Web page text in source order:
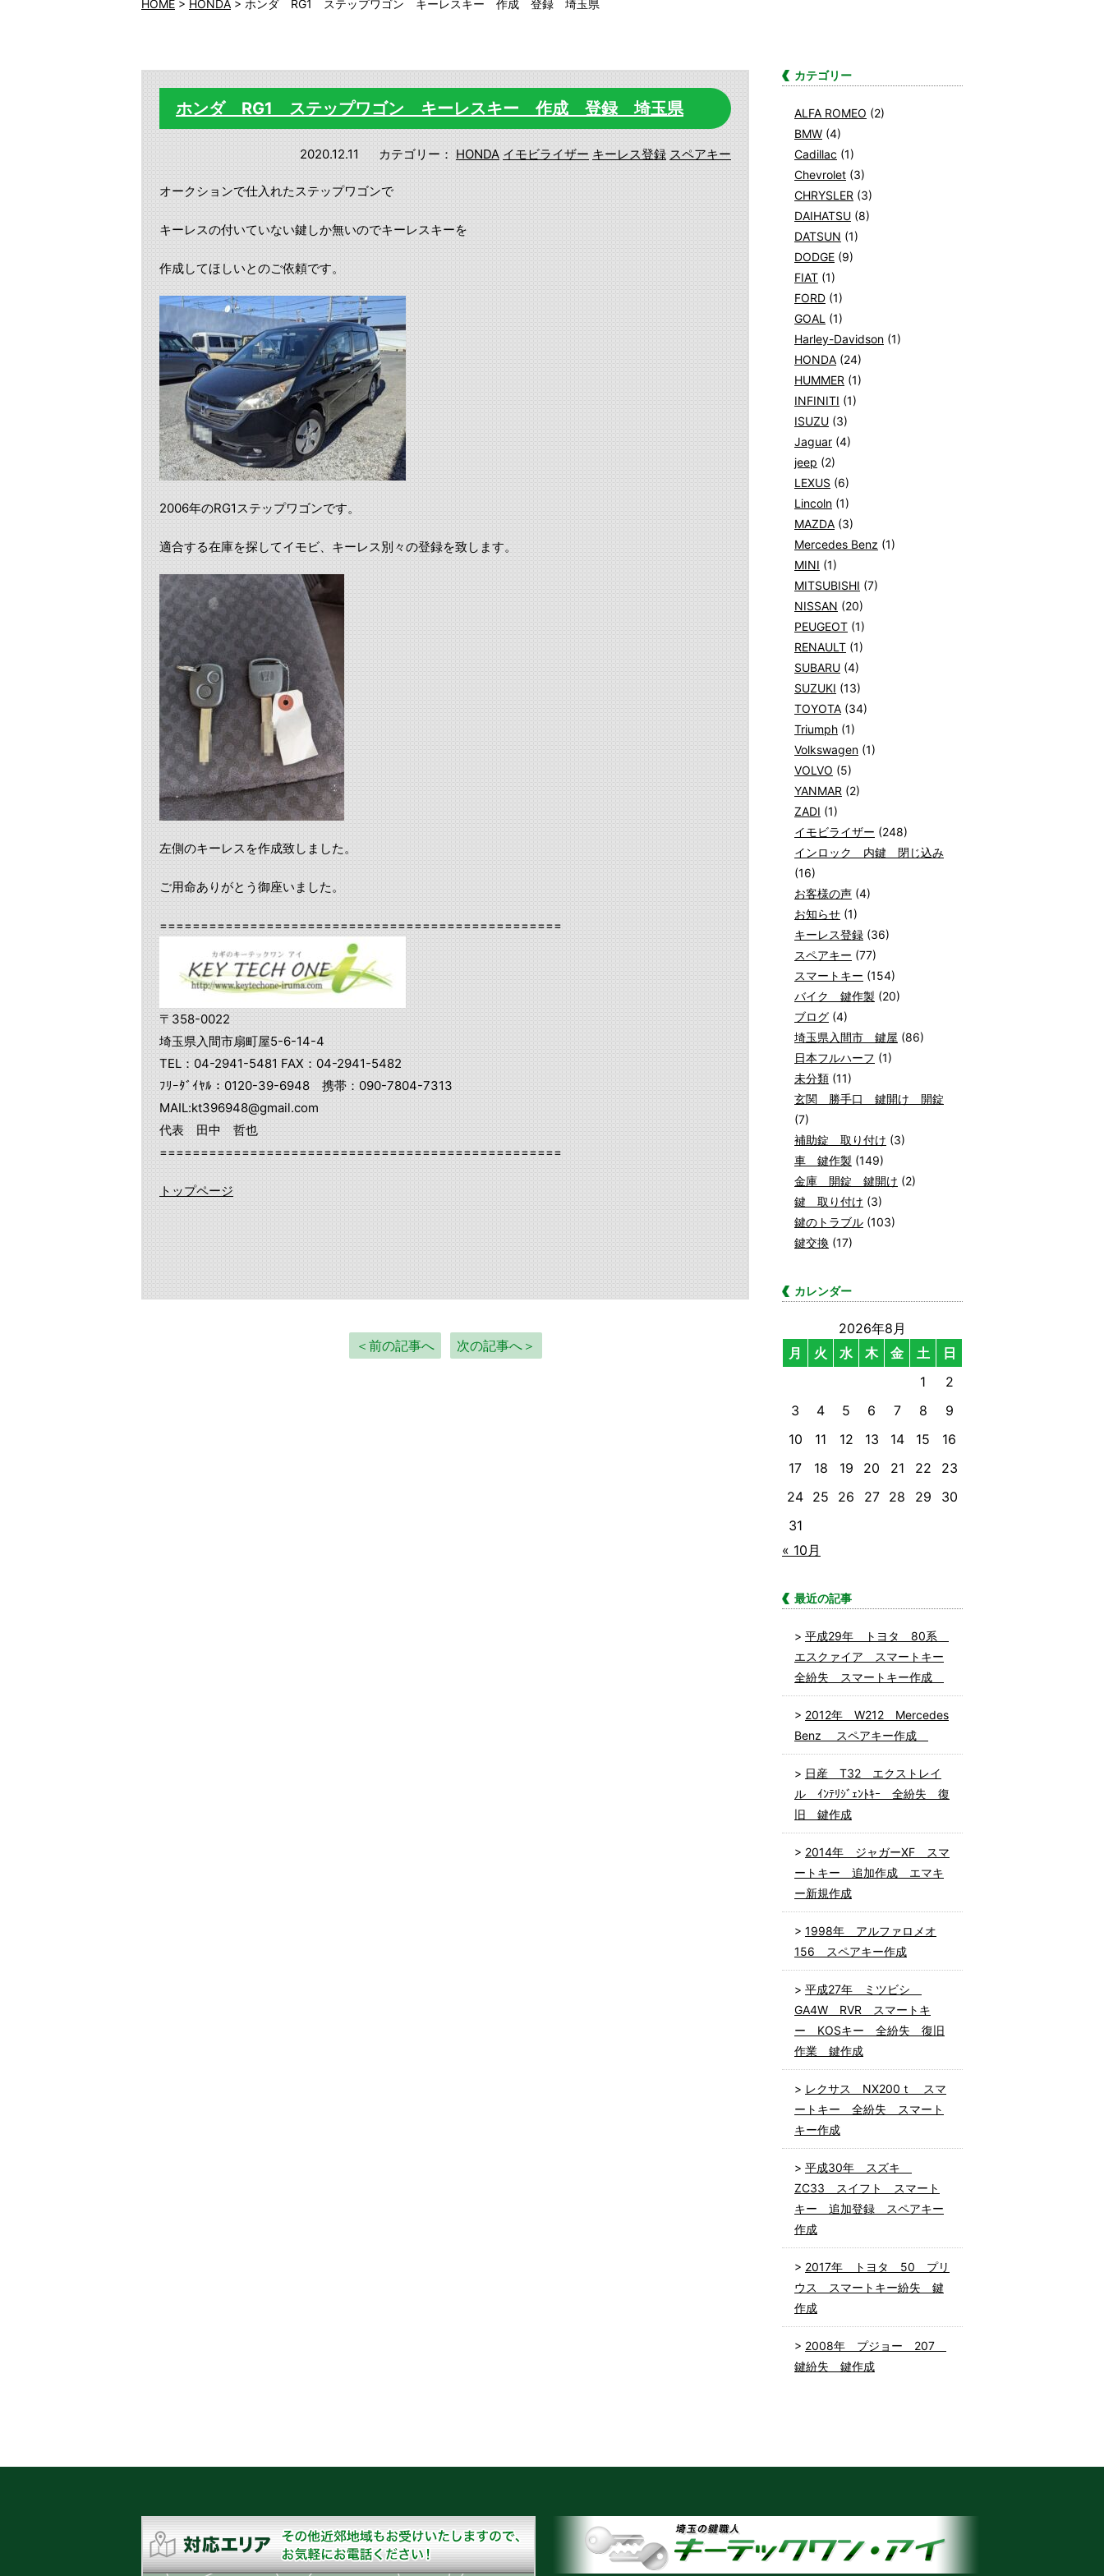
HOME > HONDA > ホンダ RG1 ステップワゴン キーレスキー 作成 登録 埼玉県
ホンダ RG1 ステップワゴン キーレスキー 作成 登録 埼玉県
2020.12.11 カテゴリー： HONDA イモビライザー キーレス登録 スペアキー
オークションで仕入れたステップワゴンで
キーレスの付いていない鍵しか無いのでキーレスキーを
作成してほしいとのご依頼です。
2006年のRG1ステップワゴンです。
適合する在庫を探してイモビ、キーレス別々の登録を致します。
左側のキーレスを作成致しました。
ご用命ありがとう御座いました。
=================================================
〒358-0022
埼玉県入間市扇町屋5-6-14-4
TEL：04-2941-5481 FAX：04-2941-5482
ﾌﾘｰﾀﾞｲﾔﾙ：0120-39-6948 携帯：090-7804-7313
MAIL:kt396948@gmail.com
代表 田中 哲也
=================================================
トップページ
＜前の記事へ 次の記事へ＞
カテゴリー
ALFA ROMEO (2)
BMW (4)
Cadillac (1)
Chevrolet (3)
CHRYSLER (3)
DAIHATSU (8)
DATSUN (1)
DODGE (9)
FIAT (1)
FORD (1)
GOAL (1)
Harley-Davidson (1)
HONDA (24)
HUMMER (1)
INFINITI (1)
ISUZU (3)
Jaguar (4)
jeep (2)
LEXUS (6)
Lincoln (1)
MAZDA (3)
Mercedes Benz (1)
MINI (1)
MITSUBISHI (7)
NISSAN (20)
PEUGEOT (1)
RENAULT (1)
SUBARU (4)
SUZUKI (13)
TOYOTA (34)
Triumph (1)
Volkswagen (1)
VOLVO (5)
YANMAR (2)
ZADI (1)
イモビライザー (248)
インロック 内鍵 閉じ込み
(16)
お客様の声 (4)
お知らせ (1)
キーレス登録 (36)
スペアキー (77)
スマートキー (154)
バイク 鍵作製 (20)
ブログ (4)
埼玉県入間市 鍵屋 (86)
日本フルハーフ (1)
未分類 (11)
玄関 勝手口 鍵開け 開錠
(7)
補助錠 取り付け (3)
車 鍵作製 (149)
金庫 開錠 鍵開け (2)
鍵 取り付け (3)
鍵のトラブル (103)
鍵交換 (17)
カレンダー
2026年8月
月
火 水 木 金 土
日
1
2
3
4 5 6 7 8
9
10
11 12 13 14 15
16
17
18 19 20 21 22
23
24 25 26 27 28 29
30
31
« 10月
最近の記事
平成29年 トヨタ 80系
エスクァイア スマートキー
全紛失 スマートキー作成
2012年 W212 Mercedes
Benz スペアキー作成
日産 T32 エクストレイ
ル ｲﾝﾃﾘｼﾞｪﾝﾄｷｰ 全紛失 復
旧 鍵作成
2014年 ジャガーXF スマ
ートキー 追加作成 エマキ
ー新規作成
1998年 アルファロメオ
156 スペアキー作成
平成27年 ミツビシ
GA4W RVR スマートキ
ー KOSキー 全紛失 復旧
作業 鍵作成
レクサス NX200ｔ スマ
ートキー 全紛失 スマート
キー作成
平成30年 スズキ
ZC33 スイフト スマート
キー 追加登録 スペアキー
作成
2017年 トヨタ 50 プリ
ウス スマートキー紛失 鍵
作成
2008年 プジョー 207
鍵紛失 鍵作成